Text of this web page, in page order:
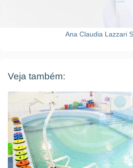
Ana Claudia Lazzari
Veja também: